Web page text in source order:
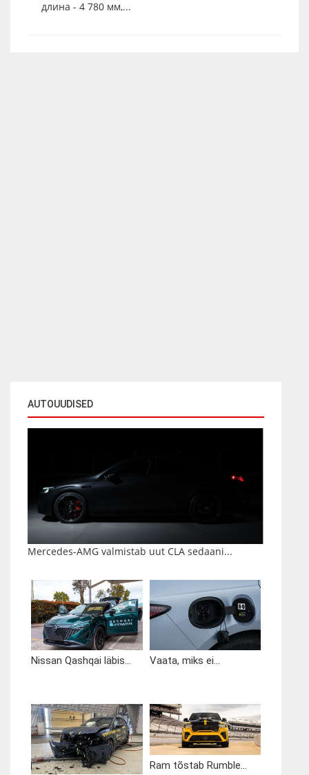
AUTOUUDISED
Mercedes-AMG valmistab uut CLA sedaani...
Nissan Qashqai läbis... Vaata, miks ei...
Ram tõstab Rumble...
длина - 4 780 мм,...